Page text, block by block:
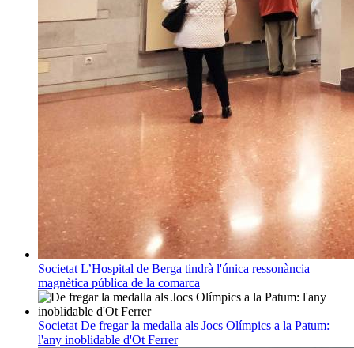
Societat L’Hospital de Berga tindrà l'única ressonància
magnètica pública de la comarca
Societat De fregar la medalla als Jocs Olímpics a la Patum:
l'any inoblidable d'Ot Ferrer